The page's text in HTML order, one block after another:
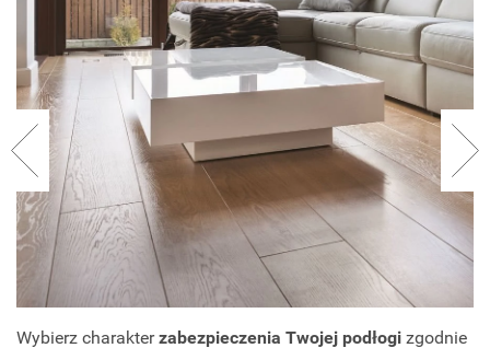
Wybierz charakterzabezpieczenia Twojej podłogi zgodnie